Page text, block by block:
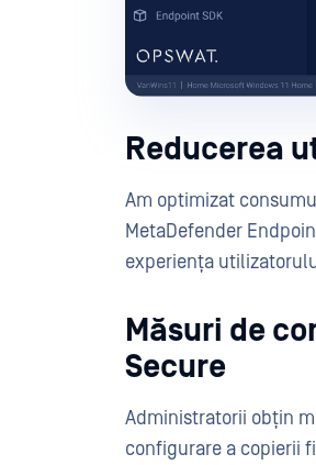
Reducerea
Am optimizat
MetaDefender
experiența
Măsuri de
Secure
Administratorii obțin
configurare a copierii